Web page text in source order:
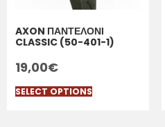
AXON ΠΑΝΤΕΛΟΝΙ
CLASSIC (50-401-1)
19,00€
SELECT OPTIONS